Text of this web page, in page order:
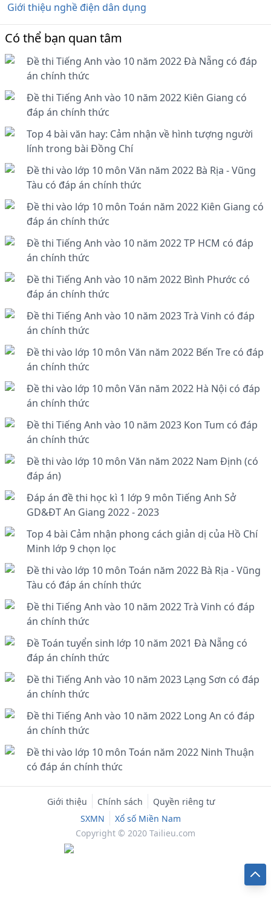
Giới thiệu nghề điện dân dụng
Có thể bạn quan tâm
Đề thi Tiếng Anh vào 10 năm 2022 Đà Nẵng có đáp
án chính thức
Đề thi Tiếng Anh vào 10 năm 2022 Kiên Giang có
đáp án chính thức
Top 4 bài văn hay: Cảm nhận về hình tượng người
lính trong bài Đồng Chí
Đề thi vào lớp 10 môn Văn năm 2022 Bà Rịa - Vũng
Tàu có đáp án chính thức
Đề thi vào lớp 10 môn Toán năm 2022 Kiên Giang có
đáp án chính thức
Đề thi Tiếng Anh vào 10 năm 2022 TP HCM có đáp
án chính thức
Đề thi Tiếng Anh vào 10 năm 2022 Bình Phước có
đáp án chính thức
Đề thi Tiếng Anh vào 10 năm 2023 Trà Vinh có đáp
án chính thức
Đề thi vào lớp 10 môn Văn năm 2022 Bến Tre có đáp
án chính thức
Đề thi vào lớp 10 môn Văn năm 2022 Hà Nội có đáp
án chính thức
Đề thi Tiếng Anh vào 10 năm 2023 Kon Tum có đáp
án chính thức
Đề thi vào lớp 10 môn Văn năm 2022 Nam Định (có
đáp án)
Đáp án đề thi học kì 1 lớp 9 môn Tiếng Anh Sở
GD&ĐT An Giang 2022 - 2023
Top 4 bài Cảm nhận phong cách giản dị của Hồ Chí
Minh lớp 9 chọn lọc
Đề thi vào lớp 10 môn Toán năm 2022 Bà Rịa - Vũng
Tàu có đáp án chính thức
Đề thi Tiếng Anh vào 10 năm 2022 Trà Vinh có đáp
án chính thức
Đề Toán tuyển sinh lớp 10 năm 2021 Đà Nẵng có
đáp án chính thức
Đề thi Tiếng Anh vào 10 năm 2023 Lạng Sơn có đáp
án chính thức
Đề thi Tiếng Anh vào 10 năm 2022 Long An có đáp
án chính thức
Đề thi vào lớp 10 môn Toán năm 2022 Ninh Thuận
có đáp án chính thức
Giới thiệu Chính sách
Quyền riêng tư
SXMN
Xổ số Miền Nam
Copyright © 2020 Tailieu.com